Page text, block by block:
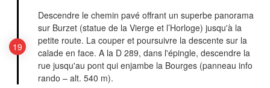
Descendre le chemin pavé offrant un superbe panorama
sur Burzet (statue de la Vierge et l’Horloge) jusqu'à la
petite route. La couper et poursuivre la descente sur la
calade en face. A la D 289, dans l'épingle, descendre la
rue jusqu'au pont qui enjambe la Bourges (panneau info
rando – alt. 540 m).